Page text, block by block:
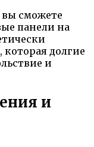
сможете
панели на
долгие
и
и